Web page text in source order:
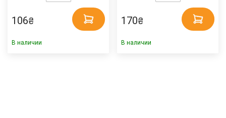
106₴
В наличии
170₴
В наличии